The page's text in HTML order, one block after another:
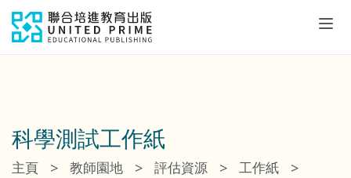
科學測試工作紙
主頁 > 教師園地 > 評估資源 > 工作紙 >